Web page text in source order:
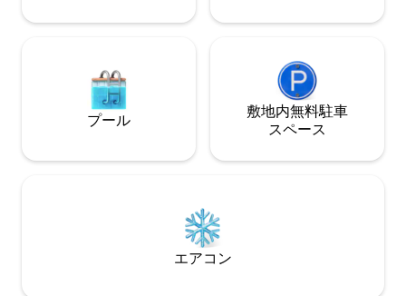
プール
敷地内無料駐⁠車
ス⁠ペ⁠ー⁠ス
エアコン